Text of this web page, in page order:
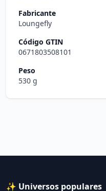
Fabricante
Loungefly
Código GTIN
0671803508101
Peso
530 g
✨ Universos populares